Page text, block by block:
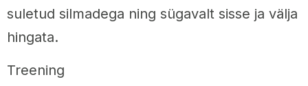
suletud silmadega ning sügavalt sisse ja välja
hingata.
Treening